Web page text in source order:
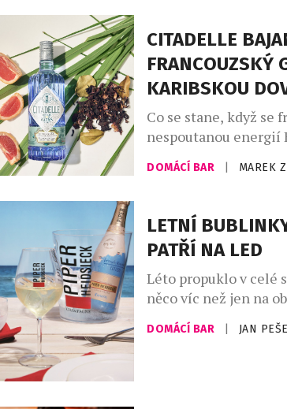
jemně perlivého
místo. Mezinárodní
připadá na […]
CITADELLE
FRANCOUZSKÝ
KARIBSKOU
Co se stane, když se
nespoutanou energií
Bajan – limitovaná
francouzská
ostrova, kde se zrodil
nejzajímavějších
DOMÁCÍ BAR MAREK
LETNÍ
PATŘÍ NA LED
Léto propuklo v celé
něco víc než jen na
Champagne Riviera
Ice Edition ukazují,
DOMÁCÍ BAR JAN